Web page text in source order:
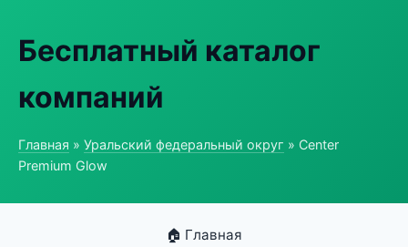
Бесплатный каталог
компаний
Главная » Уральский федеральный округ » Center
Premium Glow
🏠 Главная